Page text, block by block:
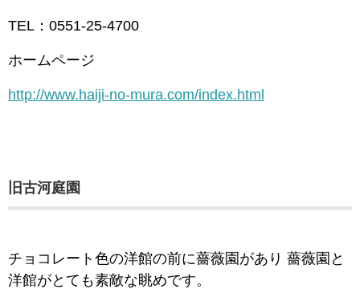
TEL： 0551-25-4700
ホームページ
http://www.haiji-no-mura.com/index.html
旧古河庭園
チョコレート色の洋館の前に薔薇園があり 薔薇園と
洋館がとても素敵な眺めです。